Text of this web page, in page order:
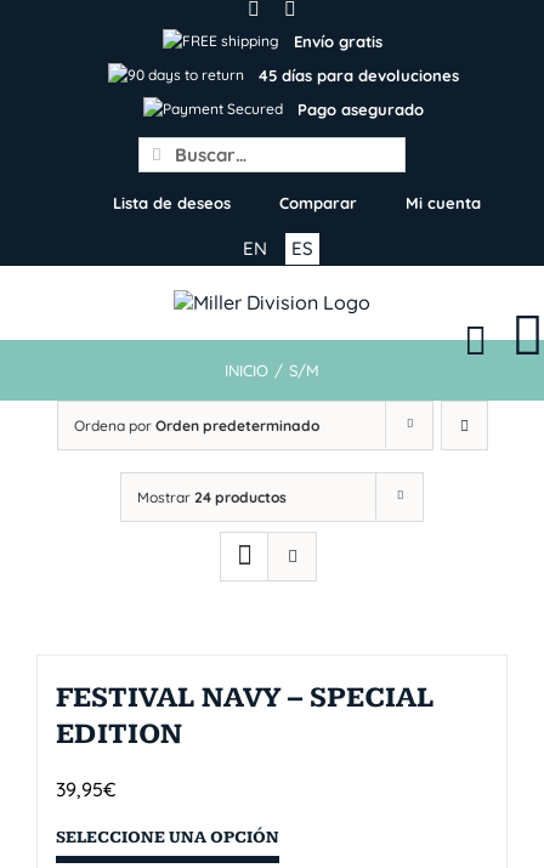
Envío gratis
45 días para devoluciones
Pago asegurado
Search
for:
Lista de deseos Comparar Mi cuenta
ES
EN
INICIO / S/M
Ordena por Orden predeterminado
Mostrar 24 productos
FESTIVAL NAVY – SPECIAL
EDITION
39,95€
SELECCIONE UNA OPCIÓN